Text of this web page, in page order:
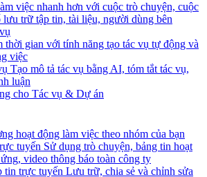
việc nhanh hơn với cuộc trò chuyện, cuộc
trữ tập tin, tài liệu, người dùng bên
thời gian với tính năng tạo tác vụ tự động và
việc
Tạo mô tả tác vụ bằng AI, tóm tắt tác vụ,
luận
cho Tác vụ & Dự án
hoạt động làm việc theo nhóm của bạn
tuyến Sử dụng trò chuyện, bảng tin hoạt
video thông báo toàn công ty
tin trực tuyến Lưu trữ, chia sẻ và chỉnh sửa